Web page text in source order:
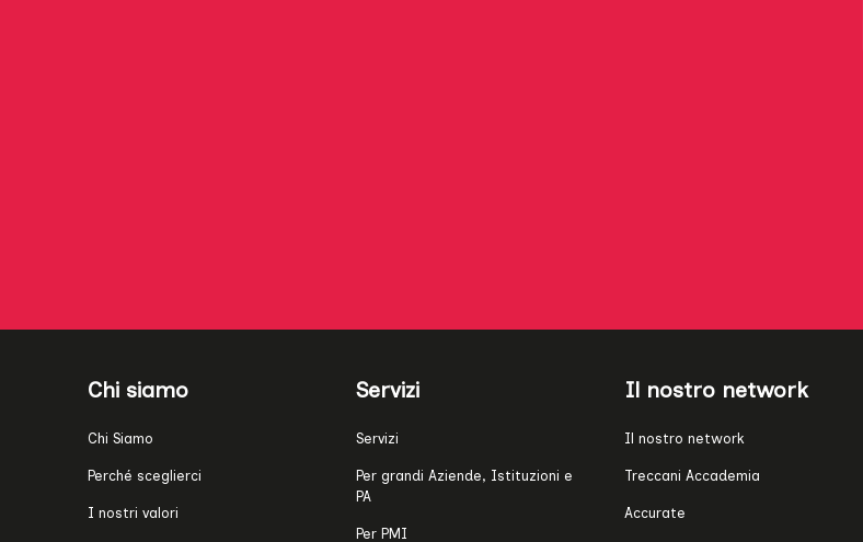
Chi siamo
Chi Siamo
Perché sceglierci
I nostri valori
Servizi
Servizi
Per grandi Aziende, Istituzioni e
PA
Per PMI
Il nostro network
Il nostro network
Treccani Accademia
Accurate